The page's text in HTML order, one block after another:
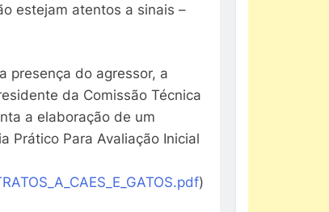
estejam atentos a sinais –
presença do agressor, a
da Comissão Técnica
a elaboração de um
Prático Para Avaliação Inicial
)